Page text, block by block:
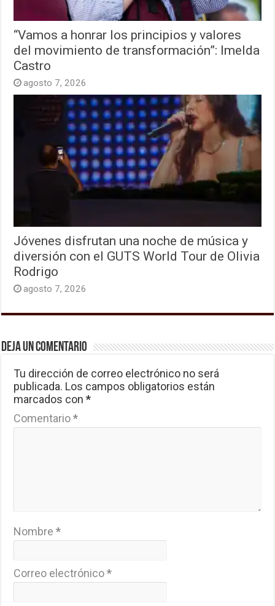
“Vamos a honrar los principios y valores
del movimiento de transformación”: Imelda
Castro
agosto 7, 2026
Jóvenes disfrutan una noche de música y
diversión con el GUTS World Tour de Olivia
Rodrigo
agosto 7, 2026
Deja un comentario
Tu dirección de correo electrónico no será
publicada. Los campos obligatorios están
marcados con*
Comentario*
Nombre*
Correo electrónico*